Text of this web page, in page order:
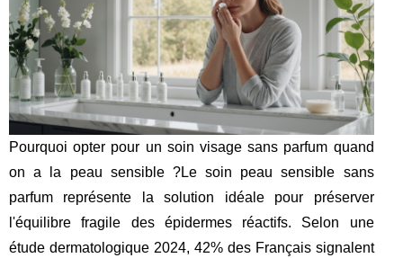
Pourquoi opter pour un soin visage sans parfum quand
on a la peau sensible ?Le soin peau sensible sans
parfum représente la solution idéale pour préserver
l'équilibre fragile des épidermes réactifs. Selon une
étude dermatologique 2024, 42% des Français signalent